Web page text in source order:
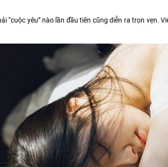
“cuộc yêu” nào lần đầu tiên cũng diễn ra trọn vẹn.